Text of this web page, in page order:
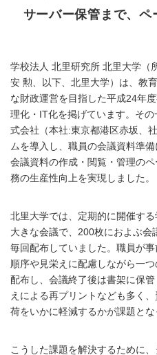
サーバー保管まで、
学校法人 北里研究所 北里大学（
安 勲、以下、北里大学）は、教
な財政運営を目指した平成24年
理化・IT化を掲げています。そ
式会社（本社:東京都港区赤坂、
ムを導入し、職員の会議資料準
会議資料の作成・閲覧・管理の
務の生産性向上を実現しました。
北里大学では、定期的に開催す
大きな会議で、200枚におよぶ
毎回配布していました。職員が事
順序や見栄えに配慮しながら一
配布し、会議終了後は書架に保
えによる再プリントなども多く
荷をいかに軽減するかが課題とな
こうした課題を解決するために